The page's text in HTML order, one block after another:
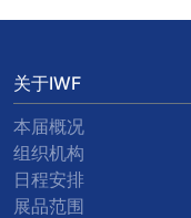
关于IWF
本届概况
组织机构
日程安排
展品范围